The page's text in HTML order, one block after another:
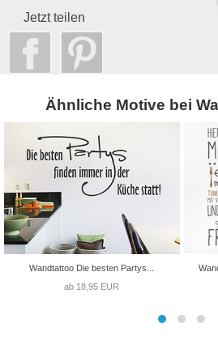
Jetzt teilen
Ähnliche Motive bei
Wandtattoo Die besten Partys...
ab 18,95 EUR